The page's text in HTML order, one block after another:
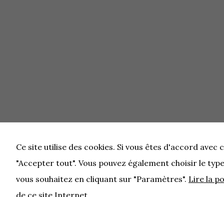
Ce site utilise des cookies. Si vous êtes d'accord avec
"Accepter tout". Vous pouvez également choisir le
vous souhaitez en cliquant sur "Paramètres". Lire la
de ce site Internet